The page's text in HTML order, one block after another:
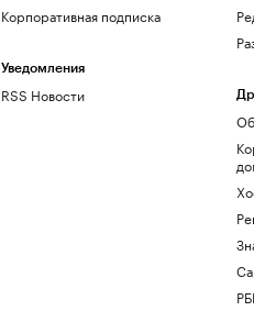
Корпоративная подписка
Уведомления
RSS Новости